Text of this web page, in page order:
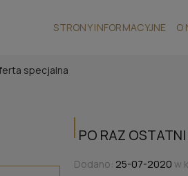
STRONY INFORMACYJNE O
specjalna
PO RAZ
Dodano: 25-07-2020 w